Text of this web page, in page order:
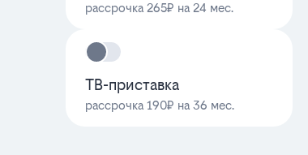
рассрочка 265₽ на 24 мес.
ТВ-приставка
рассрочка 190₽ на 36 мес.